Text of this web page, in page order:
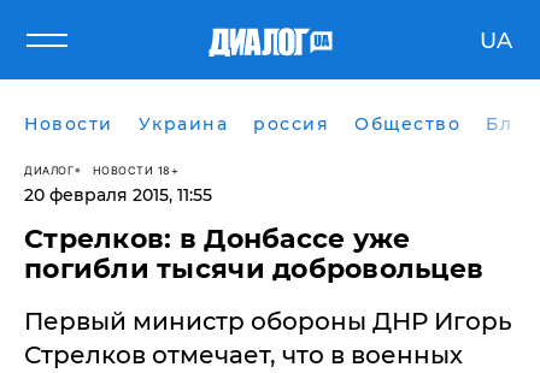
UA
Новости Украина россия Общество
ДИАЛОГ НОВОСТИ 18+
20 февраля 2015, 11:55
​Стрелков: в Донбассе уже
погибли тысячи добровольцев
Первый министр обороны ДНР Игорь
Стрелков отмечает, что в военных